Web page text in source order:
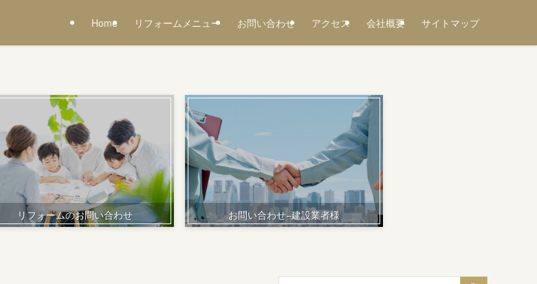
Home リフォームメニュー お問い合わせ アクセス 会社概要 サイトマップ
リフォームのお問い合わせ お問い合わせ−建設業者様